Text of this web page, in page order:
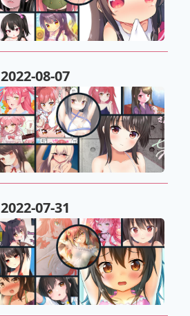
2022-08-07
2022-07-31